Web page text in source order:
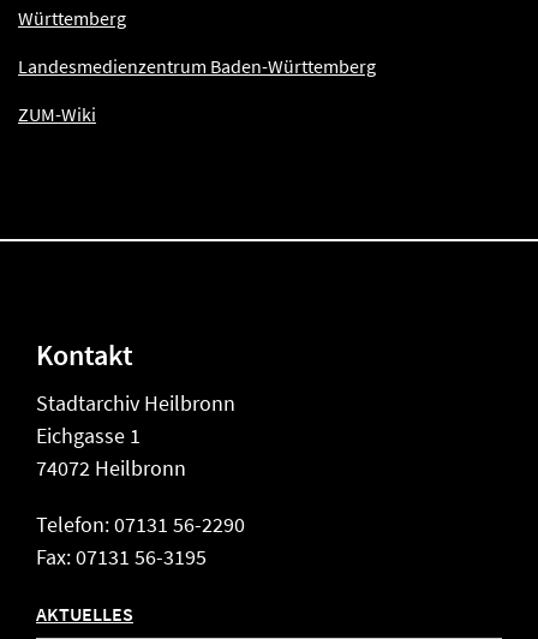
Württemberg
Landesmedienzentrum Baden-Württemberg
ZUM-Wiki
Kontakt
Stadtarchiv Heilbronn
Eichgasse 1
74072 Heilbronn
Telefon: 07131 56-2290
Fax: 07131 56-3195
AKTUELLES